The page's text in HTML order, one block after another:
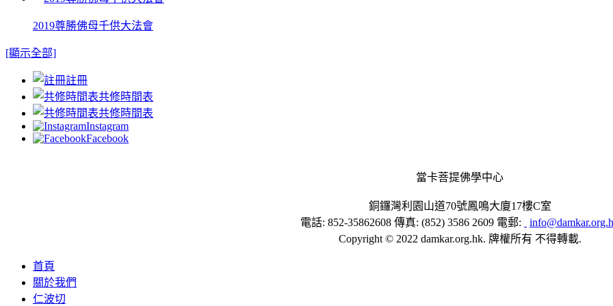
2019尊勝佛母千供大法會
[顯示全部]
註冊
共修時間表
共修時間表
Instagram
Facebook
當卡菩提佛學中心
銅鑼灣利園山道70號鳳鳴大廈17樓C室
電話: 852-35862608 傳真: (852) 3586 2609 電郵:
Copyright © 2022 damkar.org.hk. 牌權所有 不得轉載.
首頁
關於我們
仁波切